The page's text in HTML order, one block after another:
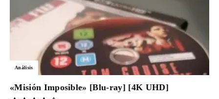
Análisis
«Misión Imposible» [Blu-ray] [4K UHD]